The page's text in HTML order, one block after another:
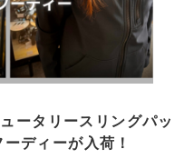
ータリースリングパッ
ディーが入荷！